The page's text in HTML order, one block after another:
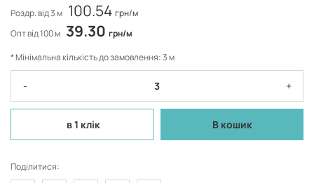
Роздр. від 3 м 100.54 грн/м
Опт від 100 м 39.30 грн/м
* Мінімальна кількість до замовлення: 3 м
- +
в 1 клік В кошик
Поділитися: